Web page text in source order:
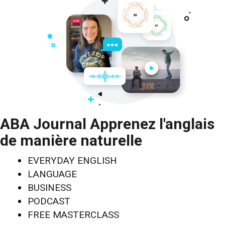
ABA Journal Apprenez l'anglais
de manière naturelle
EVERYDAY ENGLISH
LANGUAGE
BUSINESS
PODCAST
FREE MASTERCLASS